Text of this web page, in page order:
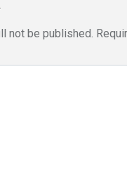
not be published.